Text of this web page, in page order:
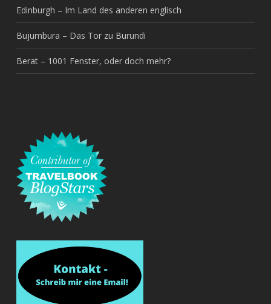
Edinburgh – Im Land des anderen englisch
Bujumbura – Das Tor zu Burundi
Berat – 1001 Fenster, oder doch mehr?